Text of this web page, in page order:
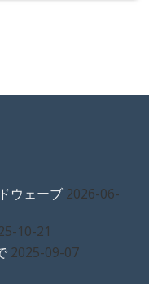
ウェーブ 2026-06-
10-21
2025-09-07